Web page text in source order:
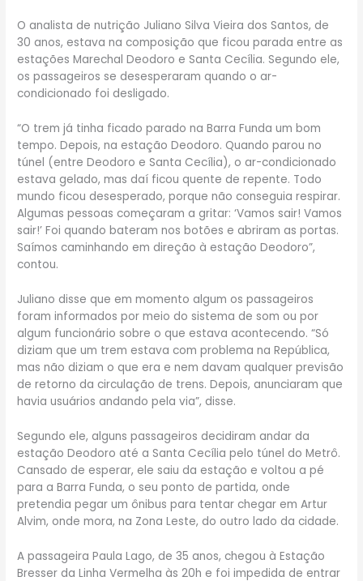
O analista de nutrição Juliano Silva Vieira dos Santos, de
30 anos, estava na composição que ficou parada entre as
estações Marechal Deodoro e Santa Cecília. Segundo ele,
os passageiros se desesperaram quando o ar-
condicionado foi desligado.
“O trem já tinha ficado parado na Barra Funda um bom
tempo. Depois, na estação Deodoro. Quando parou no
túnel (entre Deodoro e Santa Cecília), o ar-condicionado
estava gelado, mas daí ficou quente de repente. Todo
mundo ficou desesperado, porque não conseguia respirar.
Algumas pessoas começaram a gritar: ‘Vamos sair! Vamos
sair!’ Foi quando bateram nos botões e abriram as portas.
Saímos caminhando em direção à estação Deodoro”,
contou.
Juliano disse que em momento algum os passageiros
foram informados por meio do sistema de som ou por
algum funcionário sobre o que estava acontecendo. “Só
diziam que um trem estava com problema na República,
mas não diziam o que era e nem davam qualquer previsão
de retorno da circulação de trens. Depois, anunciaram que
havia usuários andando pela via”, disse.
Segundo ele, alguns passageiros decidiram andar da
estação Deodoro até a Santa Cecília pelo túnel do Metrô.
Cansado de esperar, ele saiu da estação e voltou a pé
para a Barra Funda, o seu ponto de partida, onde
pretendia pegar um ônibus para tentar chegar em Artur
Alvim, onde mora, na Zona Leste, do outro lado da cidade.
A passageira Paula Lago, de 35 anos, chegou à Estação
Bresser da Linha Vermelha às 20h e foi impedida de entrar